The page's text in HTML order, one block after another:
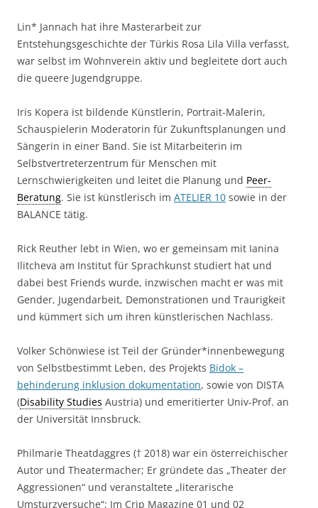
Lin* Jannach hat ihre Masterarbeit zur
Entstehungsgeschichte der Türkis Rosa Lila Villa verfasst,
war selbst im Wohnverein aktiv und begleitete dort auch
die queere Jugendgruppe.
Iris Kopera ist bildende Künstlerin, Portrait-Malerin,
Schauspielerin Moderatorin für Zukunftsplanungen und
Sängerin in einer Band. Sie ist Mitarbeiterin im
Selbstvertreterzentrum für Menschen mit
Lernschwierigkeiten und leitet die Planung und Peer-
Beratung. Sie ist künstlerisch im ATELIER 10 sowie in der
BALANCE tätig.
Rick Reuther lebt in Wien, wo er gemeinsam mit Ianina
Ilitcheva am Institut für Sprachkunst studiert hat und
dabei best Friends wurde, inzwischen macht er was mit
Gender, Jugendarbeit, Demonstrationen und Traurigkeit
und kümmert sich um ihren künstlerischen Nachlass.
Volker Schönwiese ist Teil der Gründer*innenbewegung
von Selbstbestimmt Leben, des Projekts Bidok –
behinderung inklusion dokumentation, sowie von DISTA
(Disability Studies Austria) und emeritierter Univ-Prof. an
der Universität Innsbruck.
Philmarie Theatdaggres († 2018) war ein österreichischer
Autor und Theatermacher; Er gründete das „Theater der
Aggressionen“ und veranstaltete „literarische
Umsturzversuche“; Im Crip Magazine 01 und 02